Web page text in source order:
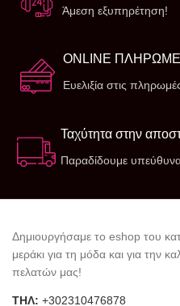
Άμεση εξυπηρέτηση!
ONLINE
Ευελιξία στις
Ταχύτητα στην
Παραδίδουμε
Δημιουργήσαμε το eshop του
μεράκι για τη μόδα και για την
πελατών μας!
ΤΗΛ: +302310476878